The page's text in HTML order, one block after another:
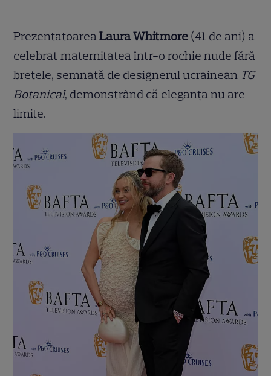
PrezentatoareaLaura Whitmore (41 de ani) a
celebrat maternitatea într-o rochie nude fără
bretele, semnată de designerul ucrainean TG
Botanical, demonstrând că eleganța nu are
limite.